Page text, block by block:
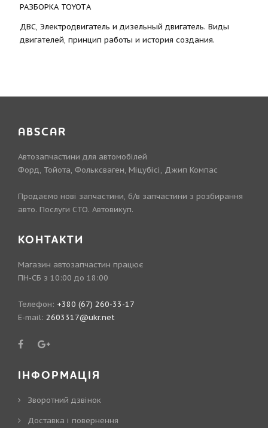
РАЗБОРКА TOYOTА
ДВС, Электродвигатель и дизельный двигатель. Виды
двигателей, принцип работы и история создания.
ABSCAR
Автозапчастини для автомобілей
Форд, Тойота, Фольксваген, Міцубісі, Джип Компас
Продаємо нові запчастини, б/в запчастини з розбирання
авто. Послуги СТО. Автовикуп.
КОНТАКТИ
Магазин автозапчастин працює
ПН-СБ з 10:00 до 18:00
Телефон: +380 (67) 260-33-17
E-mail: 2603317@ukr.net
ІНФОРМАЦІЯ
Зворотний дзвінок
Доставка і повернення